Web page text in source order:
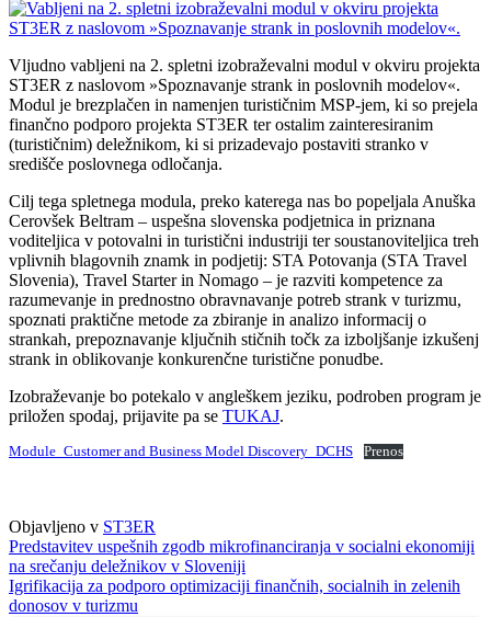
Vljudno vabljeni na 2. spletni izobraževalni modul v okviru projekta
ST3ER z naslovom »Spoznavanje strank in poslovnih modelov«.
Modul je brezplačen in namenjen turističnim MSP-jem, ki so prejela
finančno podporo projekta ST3ER ter ostalim zainteresiranim
(turističnim) deležnikom, ki si prizadevajo postaviti stranko v
središče poslovnega odločanja.
Cilj tega spletnega modula, preko katerega nas bo popeljala Anuška
Cerovšek Beltram – uspešna slovenska podjetnica in priznana
voditeljica v potovalni in turistični industriji ter soustanoviteljica treh
vplivnih blagovnih znamk in podjetij: STA Potovanja (STA Travel
Slovenia), Travel Starter in Nomago – je razviti kompetence za
razumevanje in prednostno obravnavanje potreb strank v turizmu,
spoznati praktične metode za zbiranje in analizo informacij o
strankah, prepoznavanje ključnih stičnih točk za izboljšanje izkušenj
strank in oblikovanje konkurenčne turistične ponudbe.
Izobraževanje bo potekalo v angleškem jeziku, podroben program je
priložen spodaj, prijavite pa se TUKAJ.
Module_Customer and Business Model Discovery_DCHS Prenos
Objavljeno v ST3ER
Navigacija
prispevka
Predstavitev uspešnih zgodb mikrofinanciranja v socialni ekonomiji
na srečanju deležnikov v Sloveniji
Igrifikacija za podporo optimizaciji finančnih, socialnih in zelenih
donosov v turizmu